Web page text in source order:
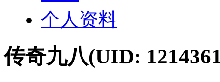
个人资料
传奇九八(UID: